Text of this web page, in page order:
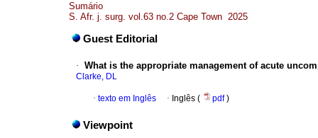
Sumário
S. Afr. j. surg. vol.63 no.2 Cape Town 2025
Guest Editorial
· What is the appropriate management of acute
Clarke, DL
· texto em Inglês · Inglês ( pdf)
Viewpoint